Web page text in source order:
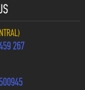
267